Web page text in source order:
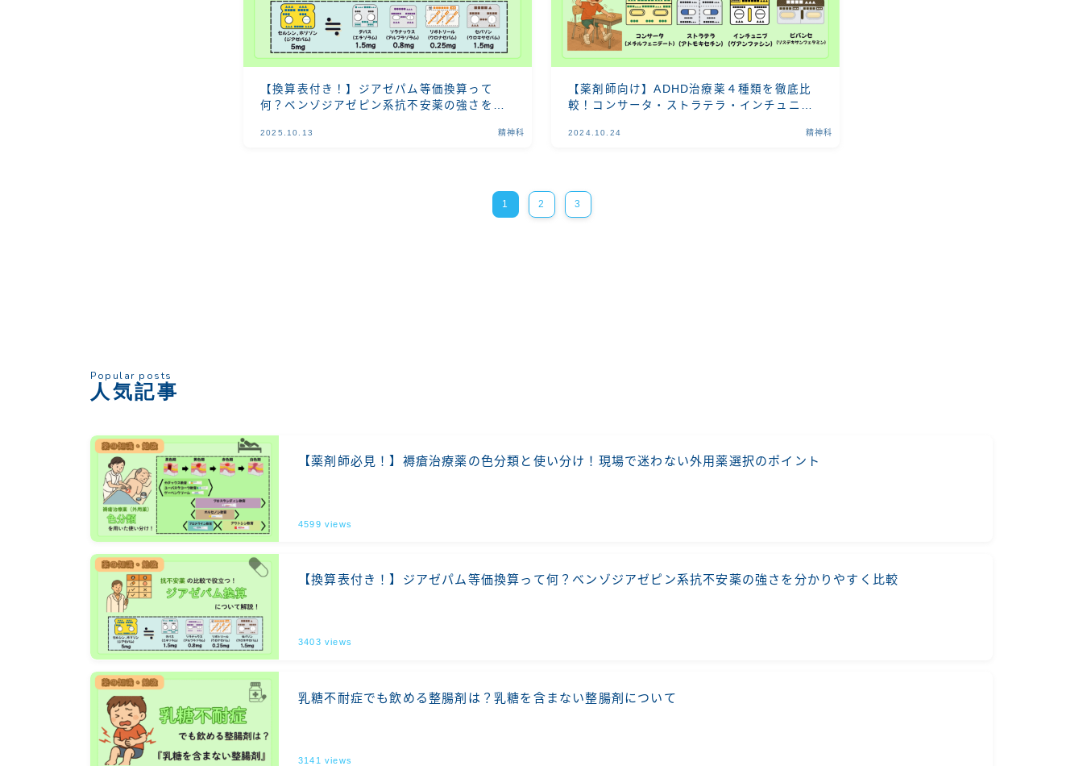
【換算表付き！】ジアゼパム等価換算って
何？ベンゾジアゼピン系抗不安薬の強さを分
2025.10.13 精神科
【薬剤師向け】ADHD治療薬４種類を徹底比
較！コンサータ・ストラテラ・インチュニ
2024.10.24 精神科
1 2 3
Popular posts
人気記事
【薬剤師必見！】褥瘡治療薬の色分類と使い分け！現場で迷わない外用薬選択のポイント
4599 views
【換算表付き！】ジアゼパム等価換算って何？ベンゾジアゼピン系抗不安薬の強さを分かりやすく比較
3403 views
乳糖不耐症でも飲める整腸剤は？乳糖を含まない整腸剤について
3141 views